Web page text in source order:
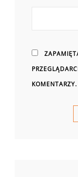
KOMENTARZY.